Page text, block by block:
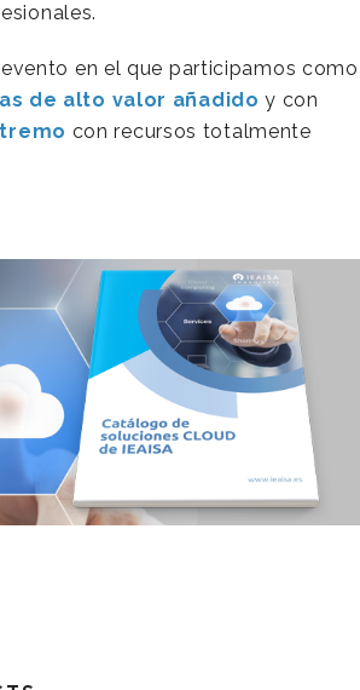
en el que participamos como
de alto valor añadido y con
con recursos totalmente